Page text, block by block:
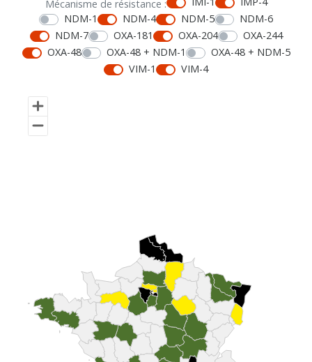
Mécanisme de résistance :
NDM-1
NDM-4 NDM-5
NDM-6
NDM-7
OXA-181 OXA-204
OXA-244
OXA-48
OXA-48 + NDM-1
OXA-48 + NDM-5
VIM-1
VIM-4